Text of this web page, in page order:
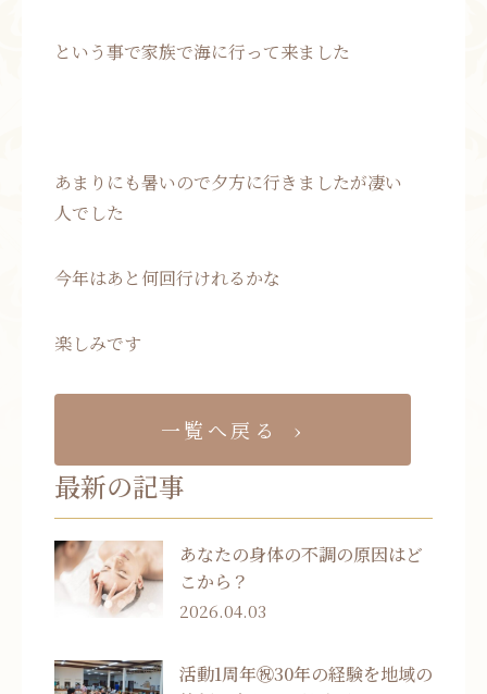
という事で家族で海に行って来ました
あまりにも暑いので夕方に行きましたが凄い
人でした
今年はあと何回行けれるかな
楽しみです
一覧へ戻る
最新の記事
あなたの身体の不調の原因はど
こから？
2026.04.03
活動1周年㊗30年の経験を地域の